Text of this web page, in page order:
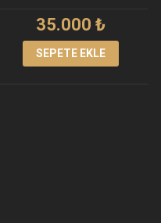
35.000₺
SEPETE EKLE